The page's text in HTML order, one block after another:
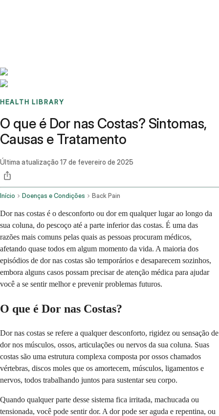
HEALTH LIBRARY
O que é Dor nas Costas? Sintomas,
Causas e Tratamento
Última atualização 17 de fevereiro de 2025
Início Doenças e Condições Back Pain
Dor nas costas é o desconforto ou dor em qualquer lugar ao longo da
sua coluna, do pescoço até a parte inferior das costas. É uma das
razões mais comuns pelas quais as pessoas procuram médicos,
afetando quase todos em algum momento da vida. A maioria dos
episódios de dor nas costas são temporários e desaparecem sozinhos,
embora alguns casos possam precisar de atenção médica para ajudar
você a se sentir melhor e prevenir problemas futuros.
O que é Dor nas Costas?
Dor nas costas se refere a qualquer desconforto, rigidez ou sensação de
dor nos músculos, ossos, articulações ou nervos da sua coluna. Suas
costas são uma estrutura complexa composta por ossos chamados
vértebras, discos moles que os amortecem, músculos, ligamentos e
nervos, todos trabalhando juntos para sustentar seu corpo.
Quando qualquer parte desse sistema fica irritada, machucada ou
tensionada, você pode sentir dor. A dor pode ser aguda e repentina, ou